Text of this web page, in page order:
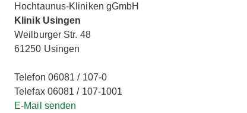
Hochtaunus-Kliniken gGmbH
Klinik Usingen
Weilburger Str. 48
61250 Usingen
Telefon 06081 / 107-0
Telefax 06081 / 107-1001
E-Mail senden